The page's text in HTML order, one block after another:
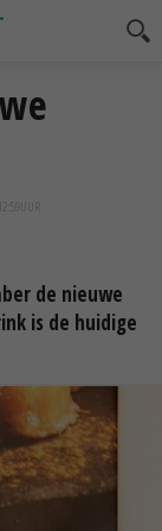
de nieuwe
is de huidige